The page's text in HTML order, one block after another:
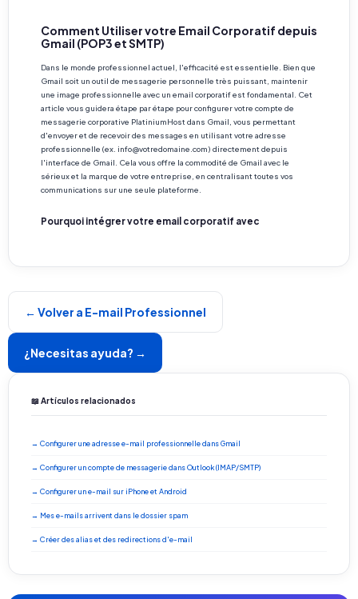
Comment Utiliser votre Email Corporatif depuis
Gmail (POP3 et SMTP)
Dans le monde professionnel actuel, l'efficacité est essentielle. Bien que
Gmail soit un outil de messagerie personnelle très puissant, maintenir
une image professionnelle avec un email corporatif est fondamental. Cet
article vous guidera étape par étape pour configurer votre compte de
messagerie corporative PlatiniumHost dans Gmail, vous permettant
d'envoyer et de recevoir des messages en utilisant votre adresse
professionnelle (ex. info@votredomaine.com) directement depuis
l'interface de Gmail. Cela vous offre la commodité de Gmail avec le
sérieux et la marque de votre entreprise, en centralisant toutes vos
communications sur une seule plateforme.
Pourquoi intégrer votre email corporatif avec
← Volver a E-mail Professionnel
¿Necesitas ayuda? →
📖 Artículos relacionados
→ Configurer une adresse e-mail professionnelle dans Gmail
→ Configurer un compte de messagerie dans Outlook (IMAP/SMTP)
→ Configurer un e-mail sur iPhone et Android
→ Mes e-mails arrivent dans le dossier spam
→ Créer des alias et des redirections d'e-mail